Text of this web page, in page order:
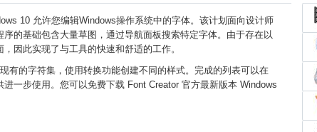
10 允许您编辑Windows操作系统中的字体。该计划面向设计师
序的基础包含大量草图，通过导航面板搜索特定字体。由于存在以
因此实现了与工具的快速和舒适的工作。
有的字符集，使用转换功能创建不同的样式。完成的列表可以在
进一步使用。您可以免费下载 Font Creator 官方最新版本 Windows